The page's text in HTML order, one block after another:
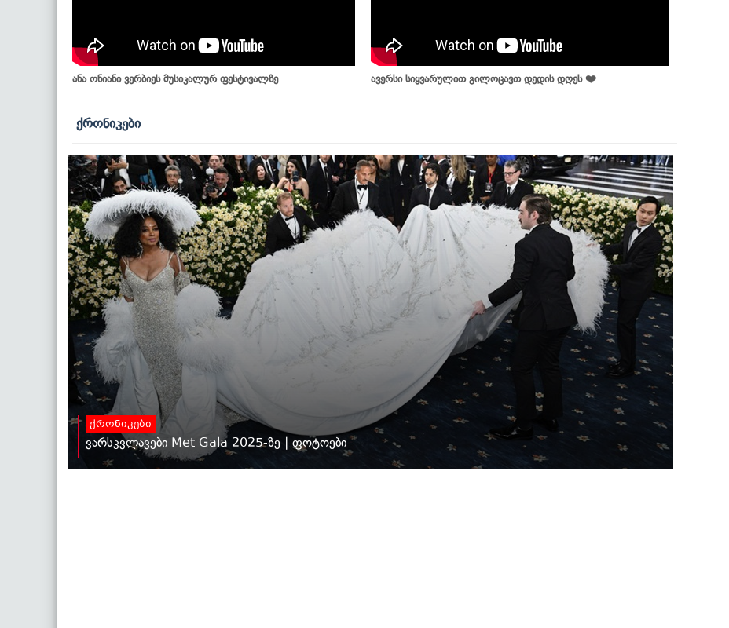
ანა ონიანი ვერბიეს მუსიკალურ ფესტივალზე ავერსი სიყვარულით გილოცავთ დედის დღეს ❤️
ქრონიკები
ქრონიკები
ვარსკვლავები Met Gala 2025-ზე | ფოტოები